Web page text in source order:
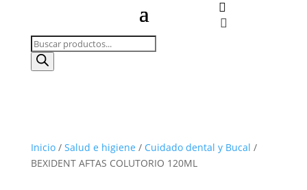


Búsqueda
de
productos
Inicio/ Salud e higiene / Cuidado dental y Bucal /
BEXIDENT AFTAS COLUTORIO 120ML